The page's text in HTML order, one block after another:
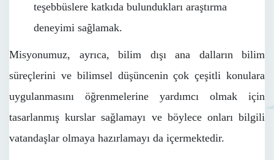
teşebbüslere katkıda bulundukları araştırma
deneyimi sağlamak.
Misyonumuz, ayrıca, bilim dışı ana dalların bilim
süreçlerini ve bilimsel düşüncenin çok çeşitli konulara
uygulanmasını öğrenmelerine yardımcı olmak için
tasarlanmış kurslar sağlamayı ve böylece onları bilgili
vatandaşlar olmaya hazırlamayı da içermektedir.